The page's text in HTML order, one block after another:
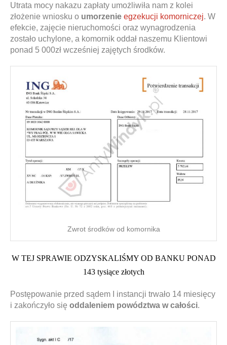
Utrata mocy nakazu zapłaty umożliwiła nam z kolei
złożenie wniosku o umorzenie egzekucji komorniczej. W
efekcie, zajęcie nieruchomości oraz wynagrodzenia
zostało uchylone, a komornik oddał naszemu Klientowi
ponad 5 000zł wcześniej zajętych środków.
Zwrot środków od komornika
W TEJ SPRAWIE ODZYSKALIŚMY OD BANKU PONAD
143 tysiące złotych
Postępowanie przed sądem I instancji trwało 14 miesięcy
i zakończyło się oddaleniem powództwa w całości.